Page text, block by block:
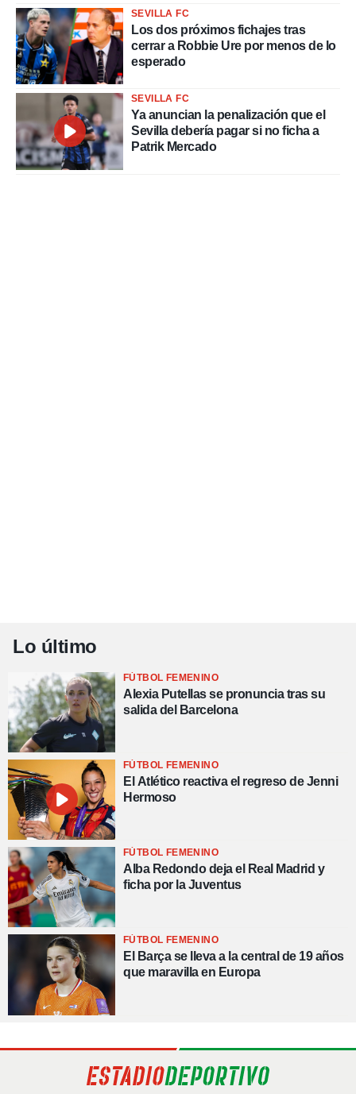
SEVILLA FC
Los dos próximos fichajes tras
cerrar a Robbie Ure por menos de lo
esperado
SEVILLA FC
Ya anuncian la penalización que el
Sevilla debería pagar si no ficha a
Patrik Mercado
Lo último
FÚTBOL FEMENINO
Alexia Putellas se pronuncia tras su
salida del Barcelona
FÚTBOL FEMENINO
El Atlético reactiva el regreso de Jenni
Hermoso
FÚTBOL FEMENINO
Alba Redondo deja el Real Madrid y
ficha por la Juventus
FÚTBOL FEMENINO
El Barça se lleva a la central de 19 años
que maravilla en Europa